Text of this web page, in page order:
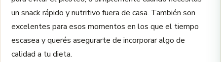
un snack rápido y nutritivo fuera de casa. También son
excelentes para esos momentos en los que el tiempo
escasea y querés asegurarte de incorporar algo de
calidad a tu dieta.